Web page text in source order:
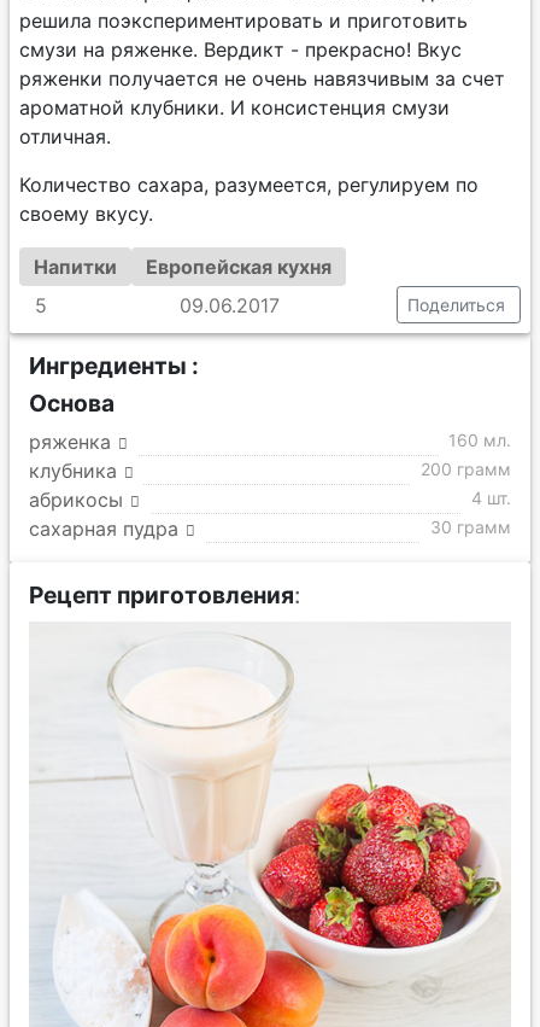
решила поэкспериментировать и приготовить
смузи на ряженке. Вердикт - прекрасно! Вкус
ряженки получается не очень навязчивым за счет
ароматной клубники. И консистенция смузи
отличная.
Количество сахара, разумеется, регулируем по
своему вкусу.
Напитки
Европейская кухня
5
09.06.2017 Поделиться
Ингредиенты :
Основа
ряженка 160 мл.
клубника 200 грамм
абрикосы 4 шт.
сахарная пудра 30 грамм
Рецепт приготовления: